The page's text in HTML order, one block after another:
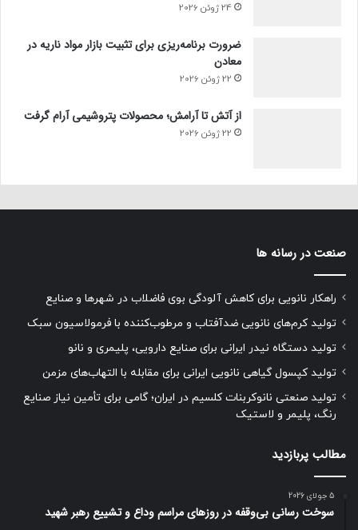
24 ژوئن 2026
ضرورت برنامه‌ریزی برای تثبیت بازار مواد ناریه در
معادن
22 ژوئن 2026
از آتش تا آرامش؛ محصولات پتروشیمی آرام گرفت
22 ژوئن 2026
صنعت در رسانه ها
راهکار نانویی برای کاهش آلودگی بوی فاضلاب در شهرها و صنایع
تولید کرم‌های نانویی ضدآفتاب و مرطوب‌کننده با فرمولاسیون سبک
تولید دستگاه نیدر ایرانی برای صنایع دارویی، پلیمری و نانو
تولید کپسول گیاهی نانویی ایرانی برای مقابله با التهاب‌های مزمن
تولید صنعتی نانوکربنات کلسیم در ایران؛ گامی برای تأمین نیاز صنایع
رنگ، پلیمر و لاستیک
مطالب پربازدید
5 جولای 2026
سوخت رسانی بی‌وقفه در روز‌های مراسم وداع و تشییع رهبر شهید